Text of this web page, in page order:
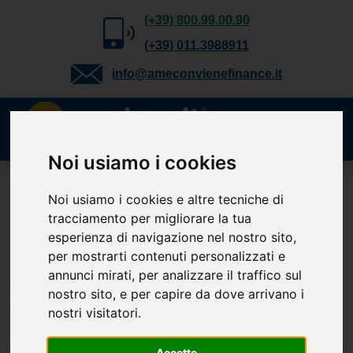
Noi usiamo i cookies
Noi usiamo i cookies e altre tecniche di
tracciamento per migliorare la tua
esperienza di navigazione nel nostro sito,
per mostrarti contenuti personalizzati e
annunci mirati, per analizzare il traffico sul
nostro sito, e per capire da dove arrivano i
nostri visitatori.
(+39) 800.99.00.90
(+39) 011.3988911
info@ameconvienefinance.it
Richiedi gratuitamente
il tuo preventivo
Cessione del Quinto, Delega, Prestito
Personale, TFS e Mutuo. Verifica la
tua
fattibilità.